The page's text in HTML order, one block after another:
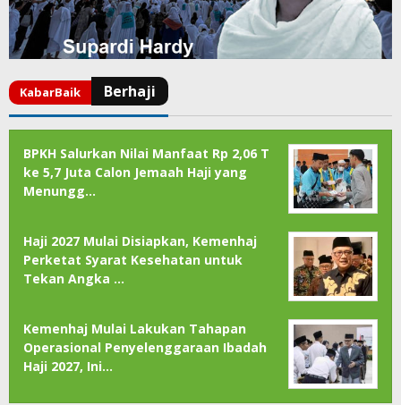
BPKH Salurkan Nilai Manfaat Rp 2,06 T
ke 5,7 Juta Calon Jemaah Haji yang
Menungg…
Haji 2027 Mulai Disiapkan, Kemenhaj
Perketat Syarat Kesehatan untuk
Tekan Angka …
Kemenhaj Mulai Lakukan Tahapan
Operasional Penyelenggaraan Ibadah
Haji 2027, Ini…